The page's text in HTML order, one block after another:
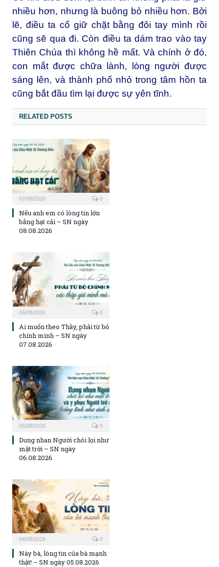
nhiều hơn, nhưng là buông bỏ nhiều hơn. Bởi
lẽ, điều ta cố giữ chặt bằng đôi tay mình rồi
cũng sẽ qua đi. Còn điều ta dám trao vào tay
Thiên Chúa thì không hề mất. Và chính ở đó,
con mắt được chữa lành, lòng người được
sáng lên, và thành phố nhỏ trong tâm hồn ta
cũng bắt đầu tìm lại được sự yên tĩnh.
RELATED POSTS
07/08/2026 0
Nếu anh em có lòng tin lớn
bằng hạt cải – SN ngày
08.08.2026
06/08/2026 0
Ai muốn theo Thầy, phải từ bỏ
chính mình – SN ngày
07.08.2026
05/08/2026 0
Dung nhan Người chói lọi như
mặt trời – SN ngày
06.08.2026
04/08/2026 0
Này bà, lòng tin của bà mạnh
thật! – SN ngày 05.08.2026